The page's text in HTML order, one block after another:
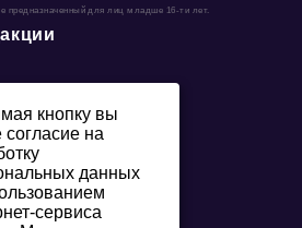
предназначенный для лиц младше 16-ти лет.
кнопку вы
согласие на
данных
сервиса